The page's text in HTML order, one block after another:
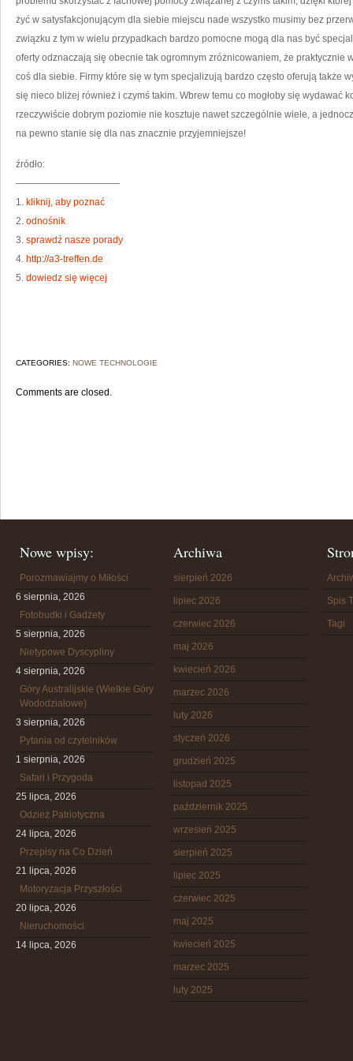
żyć w satysfakcjonującym dla siebie miejscu nade wszystko musimy bez
związku z tym w wielu przypadkach bardzo pomocne mogą dla nas być
oferty odznaczają się obecnie tak ogromnym zróżnicowaniem, że praktycznie
coś dla siebie. Firmy które się w tym specjalizują bardzo często oferują także
się nieco bliżej również i czymś takim. Wbrew temu co mogłoby się wydawać
rzeczywiście dobrym poziomie nie kosztuje nawet szczególnie wiele, a
na pewno stanie się dla nas znacznie przyjemniejsze!
źródło:
———————————
1. kliknij, aby poznać
2. odnośnik
3. sprawdź nasze porady
4. http://a3-treffen.de
5. dowiedz się więcej
CATEGORIES: NOWE TECHNOLOGIE
Comments are closed.
Nowe wpisy:
Porozmawiajmy o Miłości
6 sierpnia, 2026
Fotobudki i Gadżety
5 sierpnia, 2026
Nietypowe Dyscypliny
4 sierpnia, 2026
Góry Australijskie (Wielkie Góry
Wododziałowe)
3 sierpnia, 2026
Pytania od czytelników
1 sierpnia, 2026
Safari i Przygoda
25 lipca, 2026
Odzież Patriotyczna
24 lipca, 2026
Przepisy na Co Dzień
21 lipca, 2026
Motoryzacja Przyszłości
20 lipca, 2026
Nieruchomości
14 lipca, 2026
Archiwa
sierpień 2026
lipiec 2026
czerwiec 2026
maj 2026
kwiecień 2026
marzec 2026
luty 2026
styczeń 2026
grudzień 2025
listopad 2025
październik 2025
wrzesień 2025
sierpień 2025
lipiec 2025
czerwiec 2025
maj 2025
kwiecień 2025
marzec 2025
luty 2025
Spis
Tagi